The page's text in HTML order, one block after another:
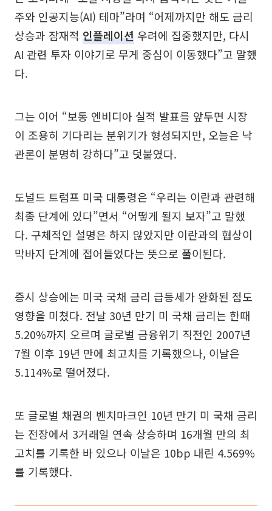
주와 인공지능(AI) 테마”라며 “어제까지만 해도 금리
상승과 잠재적 인플레이션 우려에 집중했지만, 다시
AI 관련 투자 이야기로 무게 중심이 이동했다”고 말했
다.
그는 이어 “보통 엔비디아 실적 발표를 앞두면 시장
이 조용히 기다리는 분위기가 형성되지만, 오늘은 낙
관론이 분명히 강하다”고 덧붙였다.
도널드 트럼프 미국 대통령은 “우리는 이란과 관련해
최종 단계에 있다”면서 “어떻게 될지 보자”고 말했
다. 구체적인 설명은 하지 않았지만 이란과의 협상이
막바지 단계에 접어들었다는 뜻으로 풀이된다.
증시 상승에는 미국 국채 금리 급등세가 완화된 점도
영향을 미쳤다. 전날 30년 만기 미 국채 금리는 한때
5.20%까지 오르며 글로벌 금융위기 직전인 2007년
7월 이후 19년 만에 최고치를 기록했으나, 이날은
5.114%로 떨어졌다.
또 글로벌 채권의 벤치마크인 10년 만기 미 국채 금리
는 전장에서 3거래일 연속 상승하며 16개월 만의 최
고치를 기록한 바 있으나 이날은 10bp 내린 4.569%
를 기록했다.